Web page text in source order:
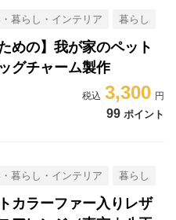
暮らし・インテリア 暮らし
めの】我が家のペット
グチャーム製作
3,300
99 ポイント
暮らし・インテリア 暮らし
カラーファー入りレザ